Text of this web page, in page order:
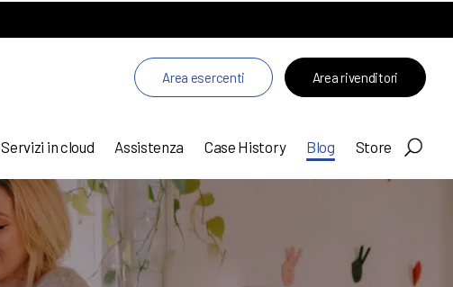
Area esercenti Area rivenditori
Servizi in cloud Assistenza Case History Blog Store